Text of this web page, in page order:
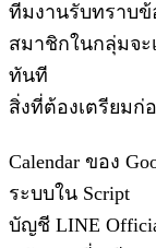
ทีมงานรับทราบ
สมาชิกในกลุ่มจะ
ทันที
สิ่งที่ต้องเตรียมก่
Calendar ของ
ระบบใน Script
บัญชี LINE